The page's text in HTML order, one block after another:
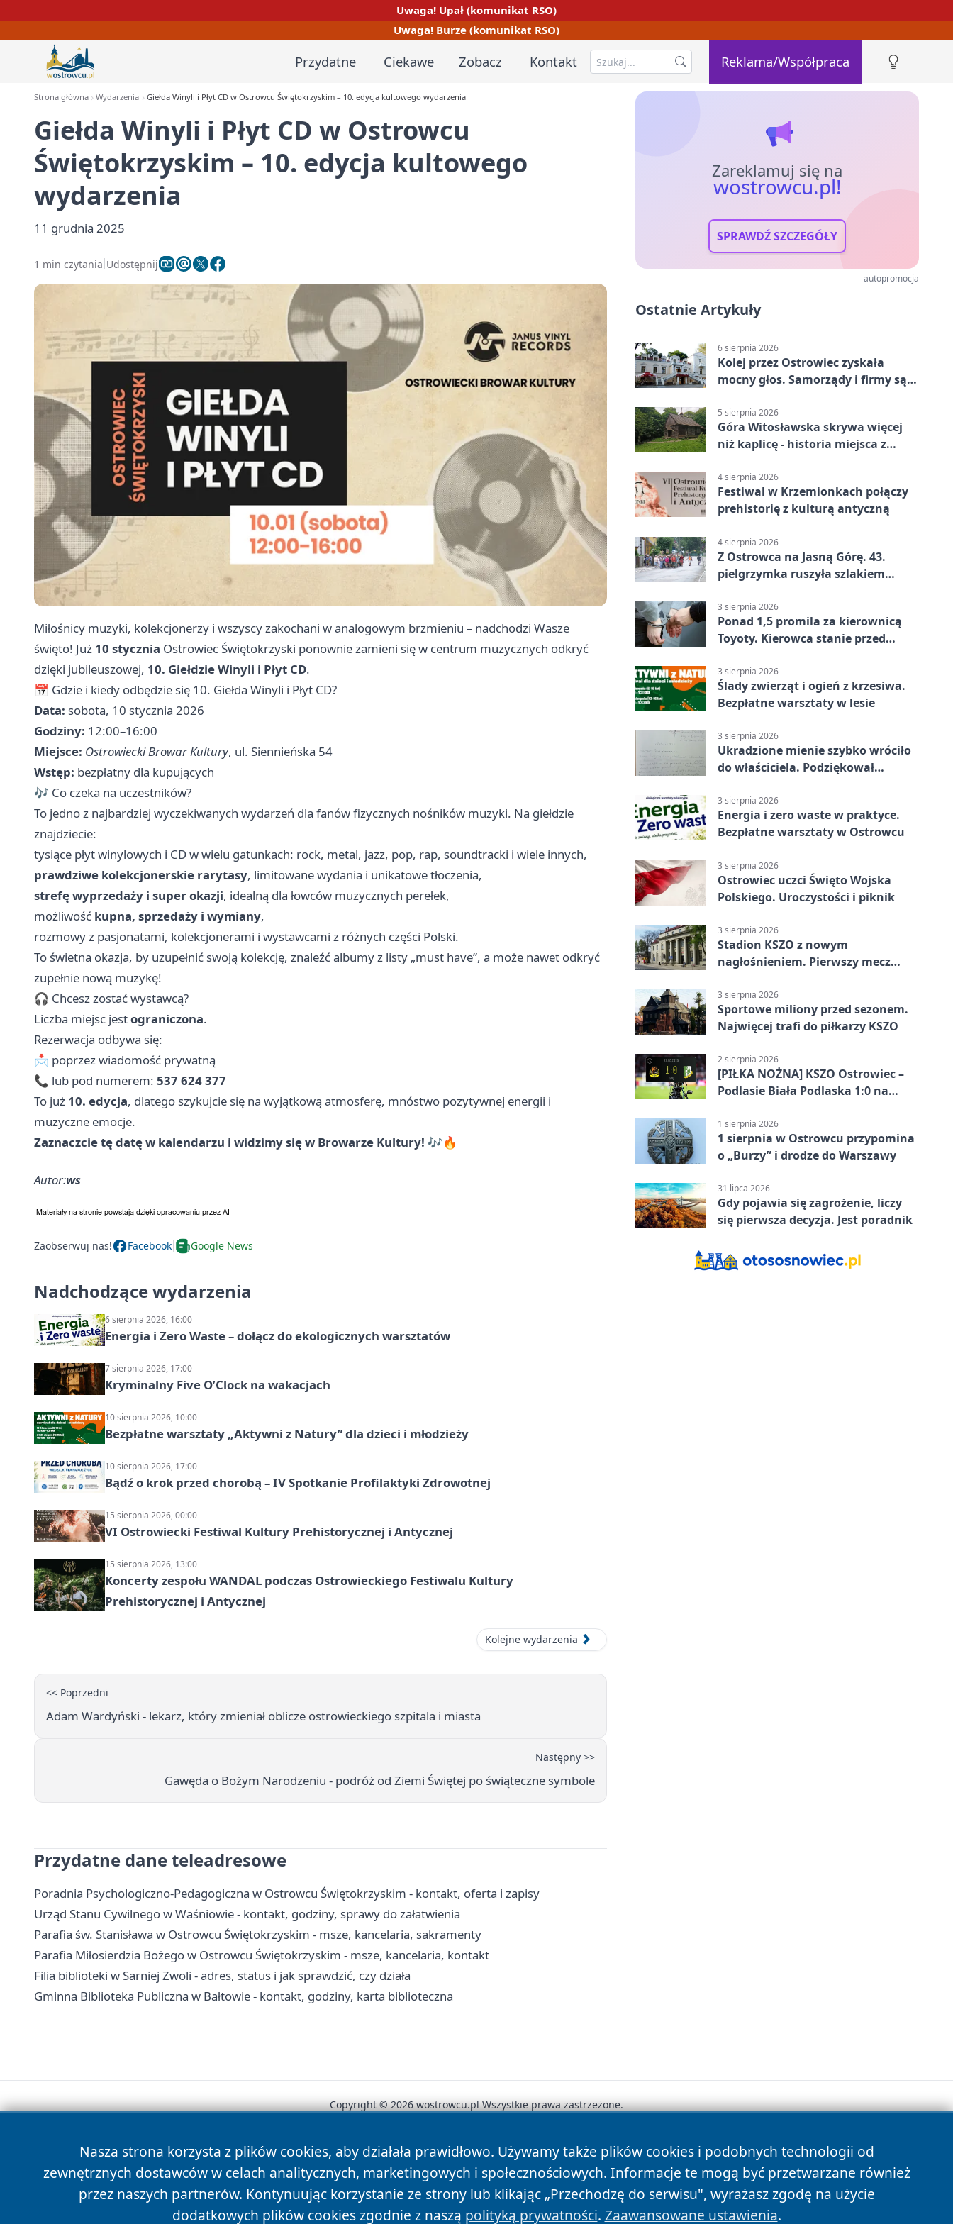
Uwaga! Upał (komunikat RSO)
Uwaga! Burze (komunikat RSO)
Przydatne Ciekawe Zobacz Kontakt Reklama/Współpraca
Strona główna Wydarzenia Giełda Winyli i Płyt CD w Ostrowcu Świętokrzyskim – 10. edycja kultowego wydarzenia
Giełda Winyli i Płyt CD w Ostrowcu
Świętokrzyskim – 10. edycja kultowego
wydarzenia
11 grudnia 2025
1 min czytania Udostępnij
Miłośnicy muzyki, kolekcjonerzy i wszyscy zakochani w analogowym brzmieniu – nadchodzi Wasze
święto! Już 10 stycznia Ostrowiec Świętokrzyski ponownie zamieni się w centrum muzycznych odkryć
dzięki jubileuszowej, 10. Giełdzie Winyli i Płyt CD.
📅 Gdzie i kiedy odbędzie się 10. Giełda Winyli i Płyt CD?
Data: sobota, 10 stycznia 2026
Godziny: 12:00–16:00
Miejsce: Ostrowiecki Browar Kultury, ul. Siennieńska 54
Wstęp: bezpłatny dla kupujących
🎶 Co czeka na uczestników?
To jedno z najbardziej wyczekiwanych wydarzeń dla fanów fizycznych nośników muzyki. Na giełdzie
znajdziecie:
tysiące płyt winylowych i CD w wielu gatunkach: rock, metal, jazz, pop, rap, soundtracki i wiele innych,
prawdziwe kolekcjonerskie rarytasy, limitowane wydania i unikatowe tłoczenia,
strefę wyprzedaży i super okazji, idealną dla łowców muzycznych perełek,
możliwość kupna, sprzedaży i wymiany,
rozmowy z pasjonatami, kolekcjonerami i wystawcami z różnych części Polski.
To świetna okazja, by uzupełnić swoją kolekcję, znaleźć albumy z listy „must have”, a może nawet odkryć
zupełnie nową muzykę!
🎧 Chcesz zostać wystawcą?
Liczba miejsc jestograniczona.
Rezerwacja odbywa się:
📩 poprzez wiadomość prywatną
📞 lub pod numerem: 537 624 377
To już 10. edycja, dlatego szykujcie się na wyjątkową atmosferę, mnóstwo pozytywnej energii i
muzyczne emocje.
Zaznaczcie tę datę w kalendarzu i widzimy się w Browarze Kultury! 🎶🔥
Autor:ws
Zaobserwuj nas! Facebook Google News
Nadchodzące wydarzenia
6 sierpnia 2026, 16:00
Energia i Zero Waste – dołącz do ekologicznych warsztatów
7 sierpnia 2026, 17:00
Kryminalny Five O’Clock na wakacjach
10 sierpnia 2026, 10:00
Bezpłatne warsztaty „Aktywni z Natury” dla dzieci i młodzieży
10 sierpnia 2026, 17:00
Bądź o krok przed chorobą – IV Spotkanie Profilaktyki Zdrowotnej
15 sierpnia 2026, 00:00
VI Ostrowiecki Festiwal Kultury Prehistorycznej i Antycznej
15 sierpnia 2026, 13:00
Koncerty zespołu WANDAL podczas Ostrowieckiego Festiwalu Kultury
Prehistorycznej i Antycznej
Kolejne wydarzenia
<< Poprzedni
Adam Wardyński - lekarz, który zmieniał oblicze ostrowieckiego szpitala i miasta
Następny >>
Gawęda o Bożym Narodzeniu - podróż od Ziemi Świętej po świąteczne symbole
Przydatne dane teleadresowe
Poradnia Psychologiczno-Pedagogiczna w Ostrowcu Świętokrzyskim - kontakt, oferta i zapisy
Urząd Stanu Cywilnego w Waśniowie - kontakt, godziny, sprawy do załatwienia
Parafia św. Stanisława w Ostrowcu Świętokrzyskim - msze, kancelaria, sakramenty
Parafia Miłosierdzia Bożego w Ostrowcu Świętokrzyskim - msze, kancelaria, kontakt
Filia biblioteki w Sarniej Zwoli - adres, status i jak sprawdzić, czy działa
Gminna Biblioteka Publiczna w Bałtowie - kontakt, godziny, karta biblioteczna
Zareklamuj się na
wostrowcu.pl!
SPRAWDŹ SZCZEGÓŁY
autopromocja
Ostatnie Artykuły
6 sierpnia 2026
Kolej przez Ostrowiec zyskała
mocny głos. Samorządy i firmy są
5 sierpnia 2026
Góra Witosławska skrywa więcej
niż kaplicę - historia miejsca z
4 sierpnia 2026
Festiwal w Krzemionkach połączy
prehistorię z kulturą antyczną
4 sierpnia 2026
Z Ostrowca na Jasną Górę. 43.
pielgrzymka ruszyła szlakiem
3 sierpnia 2026
Ponad 1,5 promila za kierownicą
Toyoty. Kierowca stanie przed
3 sierpnia 2026
Ślady zwierząt i ogień z krzesiwa.
Bezpłatne warsztaty w lesie
3 sierpnia 2026
Ukradzione mienie szybko wróciło
do właściciela. Podziękował
3 sierpnia 2026
Energia i zero waste w praktyce.
Bezpłatne warsztaty w Ostrowcu
3 sierpnia 2026
Ostrowiec uczci Święto Wojska
Polskiego. Uroczystości i piknik
3 sierpnia 2026
Stadion KSZO z nowym
nagłośnieniem. Pierwszy mecz
3 sierpnia 2026
Sportowe miliony przed sezonem.
Najwięcej trafi do piłkarzy KSZO
2 sierpnia 2026
[PIŁKA NOŻNA] KSZO Ostrowiec –
Podlasie Biała Podlaska 1:0 na
(Grupa IV)
1 sierpnia 2026
1 sierpnia w Ostrowcu przypomina
o „Burzy” i drodze do Warszawy
31 lipca 2026
Gdy pojawia się zagrożenie, liczy
się pierwsza decyzja. Jest poradnik
Nasza strona korzysta z plików cookies, aby działała prawidłowo. Używamy także plików cookies i podobnych technologii od
zewnętrznych dostawców w celach analitycznych, marketingowych i społecznościowych. Informacje te mogą być przetwarzane również
przez naszych partnerów. Kontynuując korzystanie ze strony lub klikając „Przechodzę do serwisu", wyrażasz zgodę na użycie
dodatkowych plików cookies zgodnie z naszą polityką prywatności. Zaawansowane ustawienia.
Copyright © 2026 wostrowcu.pl Wszystkie prawa zastrzeżone.
News Autorzy Polityka Prywatności Polityka Cookies